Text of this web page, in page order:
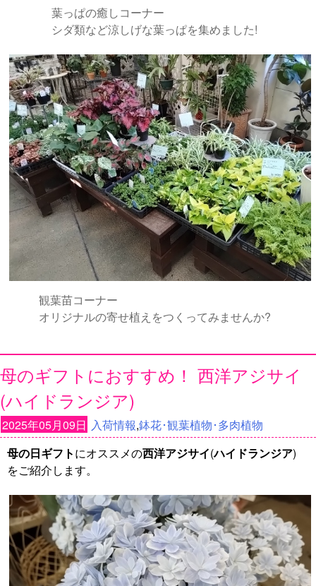
葉っぱの癒しコーナー
シダ類など涼しげな葉っぱを集めました!
観葉苗コーナー
オリジナルの寄せ植えをつくってみませんか?
母のギフトにおすすめ！ 西洋アジサイ
(ハイドランジア)
2025年05月09日 入荷情報,鉢花･観葉植物･多肉植物
母の日ギフトにオススメの西洋アジサイ(ハイドランジア)
をご紹介します。